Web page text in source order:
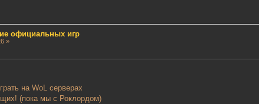
официальных игр
»
на WoL серверах
(пока мы с Роклордом)